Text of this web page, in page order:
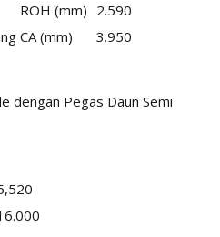
ROH (mm) 2.590
CA (mm)
3.950
dengan Pegas Daun Semi